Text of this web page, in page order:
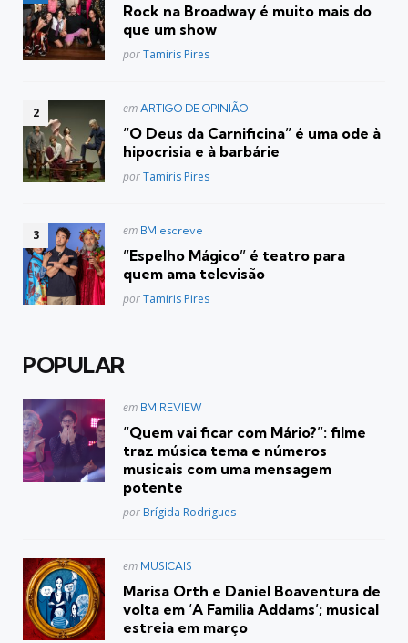
Rock na Broadway é muito mais do
que um show
Posted
porTamiris Pires
Postado
em ARTIGO DE OPINIÃO
“O Deus da Carnificina” é uma ode à
hipocrisia e à barbárie
Posted
porTamiris Pires
Postado
em BM escreve
“Espelho Mágico” é teatro para
quem ama televisão
Posted
porTamiris Pires
POPULAR
Postado
em BM REVIEW
“Quem vai ficar com Mário?”: filme
traz música tema e números
musicais com uma mensagem
potente
Posted
por Brígida Rodrigues
Postado
em MUSICAIS
Marisa Orth e Daniel Boaventura de
volta em ‘A Familia Addams’; musical
estreia em março